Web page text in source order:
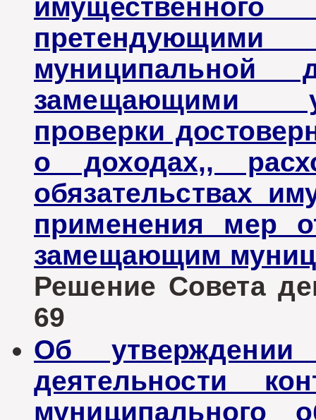
имущественного
муниципальной
замещающими
проверки
о доходах,,
обязательствах
применения мер
замещающим
Решение Совета
69
Об утверждении
деятельности
муниципального